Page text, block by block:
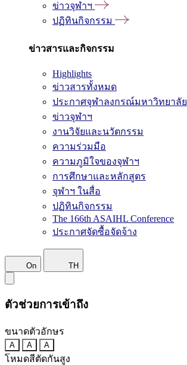
ข่าวจุฬาฯ
ปฏิทินกิจกรรม
ข่าวสารและกิจกรรม
Highlights
ข่าวสารทั้งหมด
ประกาศจุฬาลงกรณ์มหาวิทยาลัย
ข่าวจุฬาฯ
งานวิจัยและนวัตกรรม
ความร่วมมือ
ความภูมิใจของจุฬาฯ
การศึกษาและหลักสูตร
จุฬาฯ ในสื่อ
ปฏิทินกิจกรรม
The 166th ASAIHL Conference
ประกาศจัดซื้อจัดจ้าง
On TH
ตัวช่วยการเข้าถึง
ขนาดตัวอักษร
A A A
โหมดสีตัดกันสูง